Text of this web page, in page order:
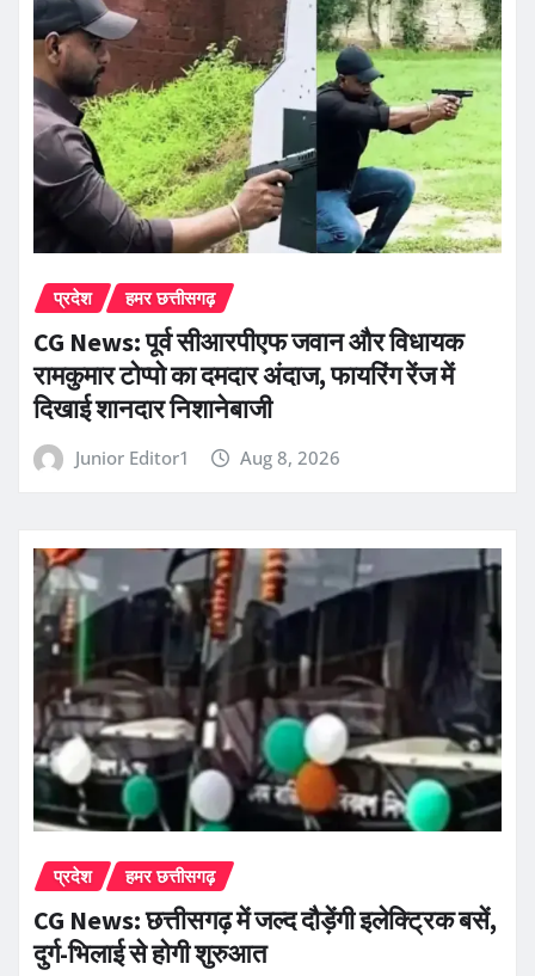
प्रदेश हमर छत्तीसगढ़
CG News: पूर्व सीआरपीएफ जवान और विधायक
रामकुमार टोप्पो का दमदार अंदाज, फायरिंग रेंज में
दिखाई शानदार निशानेबाजी
Junior Editor1 Aug 8, 2026
प्रदेश हमर छत्तीसगढ़
CG News: छत्तीसगढ़ में जल्द दौड़ेंगी इलेक्ट्रिक बसें,
दुर्ग-भिलाई से होगी शुरुआत